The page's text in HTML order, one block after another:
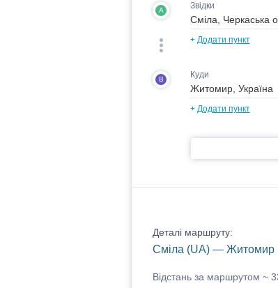
A Звідки
+ Додати пункт
B Куди
+ Додати пункт
Деталі маршруту:
Сміла (UA) — Житомир
Відстань за маршрутом ~